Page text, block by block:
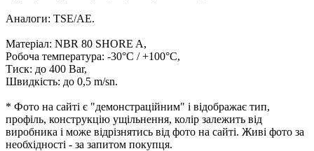
Аналоги: TSE/AE.
Матеріал: NBR 80 SHORE A,
Робоча температура: -30°C / +100°C,
Тиск: до 400 Bar,
Швидкість: до 0,5 m/sn.
* Фото на сайті є "демонстраційним" і відображає тип,
профіль, конструкцію ущільнення, колір залежить від
виробника і може відрізнятись від фото на сайті. Живі фото за
необхідності - за запитом покупця.